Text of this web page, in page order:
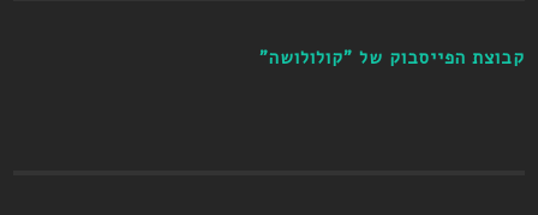
קבוצת הפייסבוק של "קולולושה"